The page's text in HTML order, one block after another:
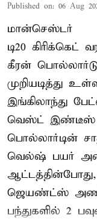
Published on: 06 Aug
மான்செஸ்டர்
டி20
கீரன்
முறியடித்து
இங்கிலாந்து
வெஸ்ட் இண்டீஸ்
பொல்லார்டின்
வெல்ஷ் பயர்
ஜெயண்ட்ஸ்
பந்துகளில் 2